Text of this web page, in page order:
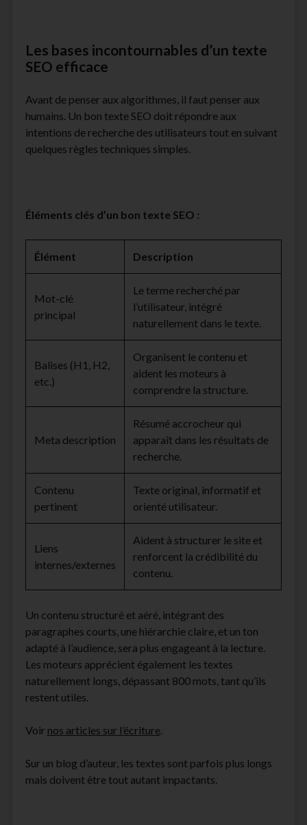
Les bases incontournables d’un texte
SEO efficace
Avant de penser aux algorithmes, il faut penser aux
humains. Un bon texte SEO doit répondre aux
intentions de recherche des utilisateurs tout en suivant
quelques règles techniques simples.
Éléments clés d’un bon texte SEO :
Élément Description
Mot-clé
principal
Le terme recherché par
l’utilisateur, intégré
naturellement dans le texte.
Balises (H1, H2,
etc.)
Organisent le contenu et
aident les moteurs à
comprendre la structure.
Meta description
Résumé accrocheur qui
apparaît dans les résultats de
recherche.
Contenu
pertinent
Texte original, informatif et
orienté utilisateur.
Liens
internes/externes
Aident à structurer le site et
renforcent la crédibilité du
contenu.
Un contenu structuré et aéré, intégrant des
paragraphes courts, une hiérarchie claire, et un ton
adapté à l’audience, sera plus engageant à la lecture.
Les moteurs apprécient également les textes
naturellement longs, dépassant 800 mots, tant qu’ils
restent utiles.
Voir nos articles sur l’écriture.
Sur un blog d’auteur, les textes sont parfois plus longs
mais doivent être tout autant impactants.